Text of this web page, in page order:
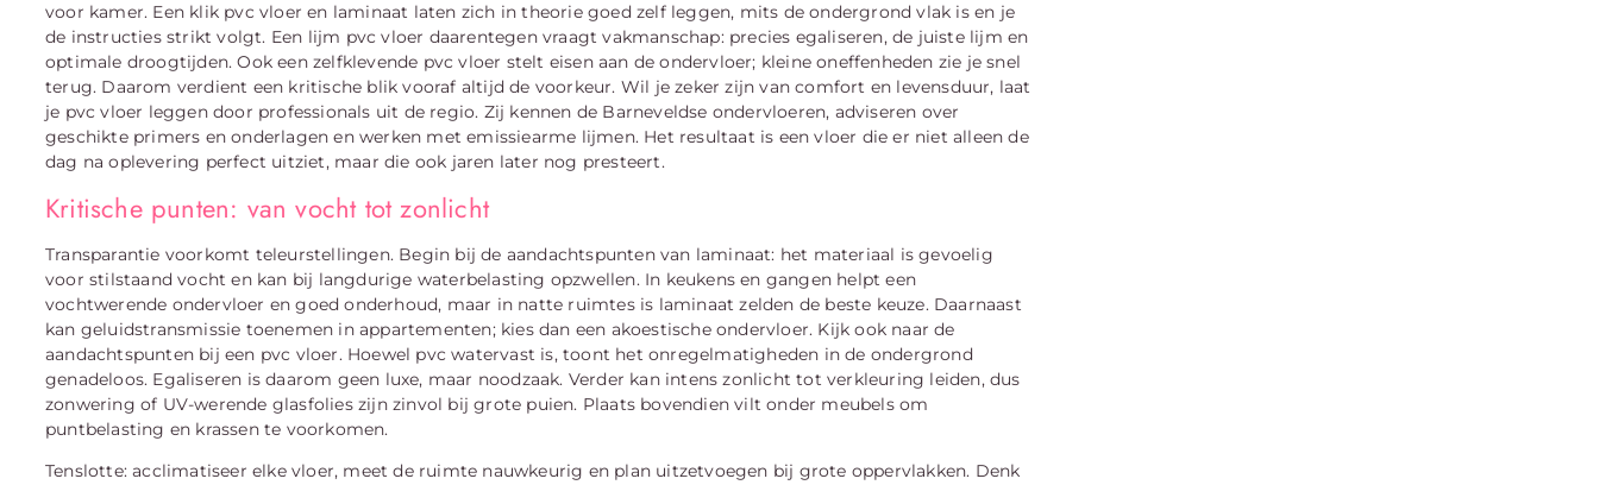
voor kamer. Een klik pvc vloer en laminaat laten zich in theorie goed zelf leggen, mits de ondergrond vlak is en je
de instructies strikt volgt. Een lijm pvc vloer daarentegen vraagt vakmanschap: precies egaliseren, de juiste lijm en
optimale droogtijden. Ook een zelfklevende pvc vloer stelt eisen aan de ondervloer; kleine oneffenheden zie je snel
terug. Daarom verdient een kritische blik vooraf altijd de voorkeur. Wil je zeker zijn van comfort en levensduur, laat
je pvc vloer leggen door professionals uit de regio. Zij kennen de Barneveldse ondervloeren, adviseren over
geschikte primers en onderlagen en werken met emissiearme lijmen. Het resultaat is een vloer die er niet alleen de
dag na oplevering perfect uitziet, maar die ook jaren later nog presteert.
Kritische punten: van vocht tot zonlicht
Transparantie voorkomt teleurstellingen. Begin bij de aandachtspunten van laminaat: het materiaal is gevoelig
voor stilstaand vocht en kan bij langdurige waterbelasting opzwellen. In keukens en gangen helpt een
vochtwerende ondervloer en goed onderhoud, maar in natte ruimtes is laminaat zelden de beste keuze. Daarnaast
kan geluidstransmissie toenemen in appartementen; kies dan een akoestische ondervloer. Kijk ook naar de
aandachtspunten bij een pvc vloer. Hoewel pvc watervast is, toont het onregelmatigheden in de ondergrond
genadeloos. Egaliseren is daarom geen luxe, maar noodzaak. Verder kan intens zonlicht tot verkleuring leiden, dus
zonwering of UV-werende glasfolies zijn zinvol bij grote puien. Plaats bovendien vilt onder meubels om
puntbelasting en krassen te voorkomen.
Tenslotte: acclimatiseer elke vloer, meet de ruimte nauwkeurig en plan uitzetvoegen bij grote oppervlakken. Denk